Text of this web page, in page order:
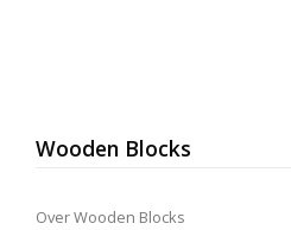
Wooden Blocks
Over Wooden Blocks